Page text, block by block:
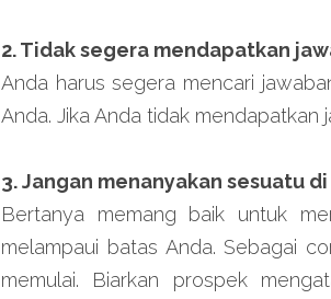
2. Tidak segera mendapatkan
Anda harus segera mencari
Anda. Jika Anda tidak
3. Jangan menanyakan sesuatu
Bertanya memang baik untuk
melampaui batas Anda. Sebagai
memulai. Biarkan prospek